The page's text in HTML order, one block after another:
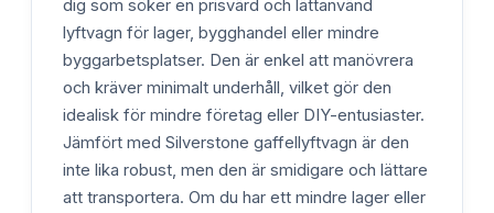
dig som söker en prisvärd och lättanvänd
lyftvagn för lager, bygghandel eller mindre
byggarbetsplatser. Den är enkel att manövrera
och kräver minimalt underhåll, vilket gör den
idealisk för mindre företag eller DIY-entusiaster.
Jämfört med Silverstone gaffellyftvagn är den
inte lika robust, men den är smidigare och lättare
att transportera. Om du har ett mindre lager eller